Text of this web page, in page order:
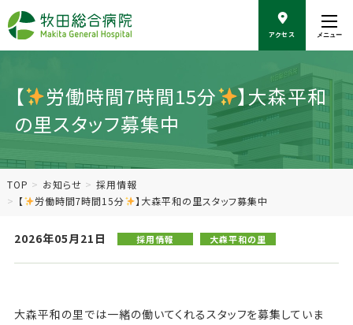
の
本
文
動
アクセス メニュー
【 労働時間7時間15分
】大森平和
の里スタッフ募集中
TOP お知らせ
採用情報
【
労働時間7時間15分 】大森平和の里スタッフ募集中
2026年05月21日 採用情報 大森平和の里
大森平和の里では一緒の働いてくれるスタッフを募集していま